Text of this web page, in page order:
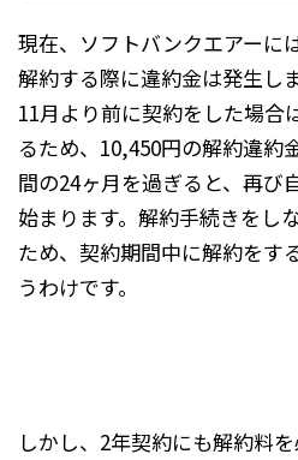
現在、ソフトバンクエアーに
解約する際に違約金は発生し
11月より前に契約をした場合
るため、10,450円の解約違約
間の24ヶ月を過ぎると、再び
始まります。解約手続きをし
ため、契約期間中に解約をす
うわけです。
しかし、2年契約にも解約料